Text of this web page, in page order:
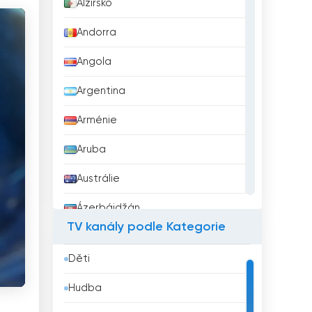
Alžírsko
Andorra
Angola
Argentina
Arménie
Aruba
Austrálie
Ázerbájdžán
TV kanály podle Kategorie
Děti
Hudba